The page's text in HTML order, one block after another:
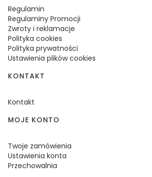
Regulamin
Regulaminy Promocji
Zwroty i reklamacje
Polityka cookies
Polityka prywatności
Ustawienia plików cookies
KONTAKT
Kontakt
MOJE KONTO
Twoje zamówienia
Ustawienia konta
Przechowalnia